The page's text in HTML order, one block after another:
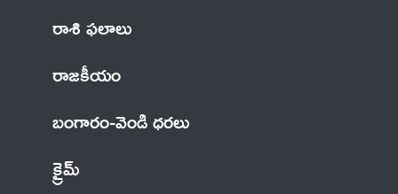
రాశి ఫలాలు
రాజకీయం
బంగారం-వెండి ధరలు
క్రైమ్